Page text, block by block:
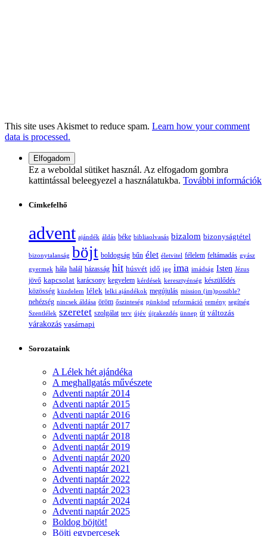
This site uses Akismet to reduce spam. Learn how your comment
data is processed.
Ez a weboldal sütiket használ. Az elfogadom gombra
kattintással beleegyezel a használatukba. További információk
Címkefelhő
advent ajándék áldás béke bibliaolvasás bizalom bizonyságtétel
bizonytalanság böjt boldogság bűn élet életvitel félelem feltámadás gyász
gyermek hála halál házasság hit húsvét idő ige ima imádság Isten Jézus
jövő kapcsolat karácsony kegyelem kérdések keresztyénség készülődés
közösség küzdelem lélek lelki ajándékok megújulás mission (im)possible?
nehézség nincsek áldása öröm őszinteség pünkösd reformáció remény segítség
Szentlélek szeretet szolgálat terv újév újrakezdés ünnep út változás
várakozás vasárnapi
Sorozataink
A Lélek hét ajándéka
A meghallgatás művészete
Adventi naptár 2014
Adventi naptár 2015
Adventi naptár 2016
Adventi naptár 2017
Adventi naptár 2018
Adventi naptár 2019
Adventi naptár 2020
Adventi naptár 2021
Adventi naptár 2022
Adventi naptár 2023
Adventi naptár 2024
Adventi naptár 2025
Boldog böjtöt!
Böjti egypercesek